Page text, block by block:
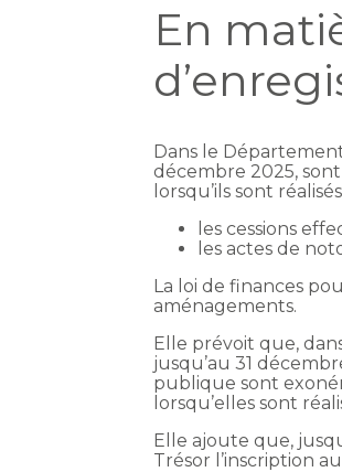
En
Dans le
décembre 2025,
lorsqu’ils sont
les cessions
les actes de
La loi de finances
aménagements.
Elle prévoit que,
jusqu’au 31
publique sont
lorsqu’elles sont
Elle ajoute que,
Trésor l’inscription